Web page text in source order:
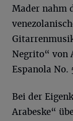
Mader nahm
Negrito“ von
Espanola No.
Bei der
Arabeske“